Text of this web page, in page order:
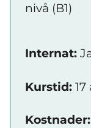
nivå (B1)
Internat:
Kurstid:
Kostnader: